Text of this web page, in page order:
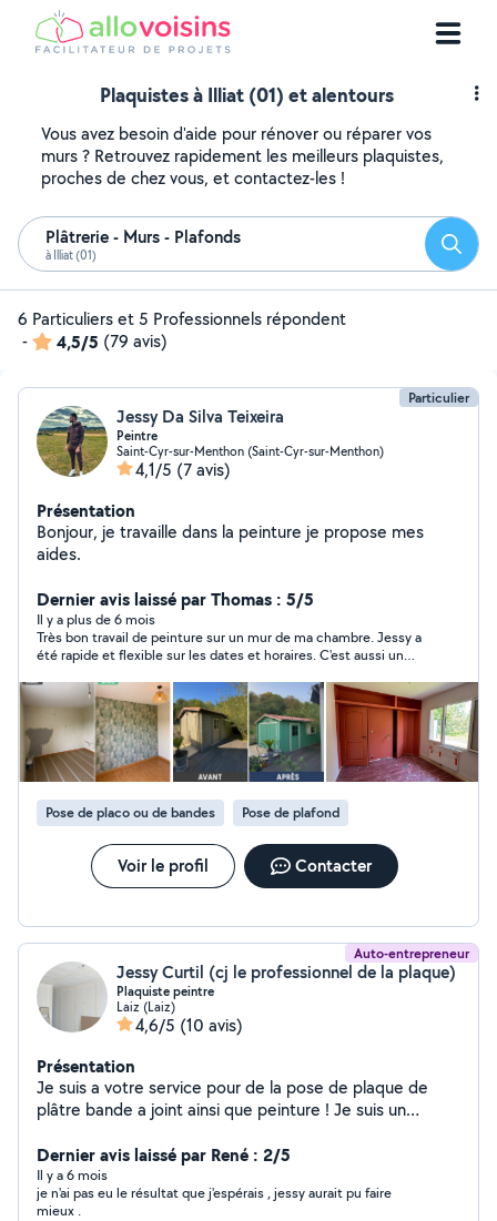
Plaquistes à Illiat (01) et alentours
Vous avez besoin d'aide pour rénover ou réparer vos
murs ? Retrouvez rapidement les meilleurs plaquistes,
proches de chez vous, et contactez-les !
Plâtrerie - Murs - Plafonds
à Illiat (01)
6 Particuliers et 5 Professionnels répondent
-
4,5/5 (79 avis)
Particulier
Jessy Da Silva Teixeira
Peintre
Saint-Cyr-sur-Menthon (Saint-Cyr-sur-Menthon)
4,1/5 (7 avis)
Présentation
Bonjour, je travaille dans la peinture je propose mes
aides.
Dernier avis laissé par Thomas : 5/5
Il y a plus de 6 mois
Très bon travail de peinture sur un mur de ma chambre. Jessy a
été rapide et flexible sur les dates et horaires. C'est aussi un
Pose de placo ou de bandes Pose de plafond
Voir le profil Contacter
Auto-entrepreneur
Jessy Curtil (cj le professionnel de la plaque)
Plaquiste peintre
Laiz (Laiz)
4,6/5 (10 avis)
Présentation
Je suis a votre service pour de la pose de plaque de
plâtre bande a joint ainsi que peinture ! Je suis un
Dernier avis laissé par René : 2/5
Il y a 6 mois
je n'ai pas eu le résultat que j'espérais , jessy aurait pu faire
mieux .